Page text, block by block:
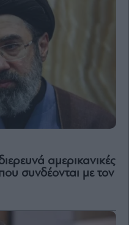
αμερικανικές
συνδέονται με τον